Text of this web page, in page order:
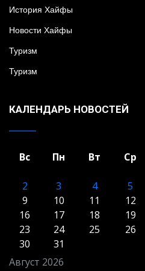
История Хайфы
Новости Хайфы
Туризм
Туризм
КАЛЕНДАРЬ НОВОСТЕЙ
Август 2026
Вс Пн Вт Ср
2
3 4 5
9
10 11 12
16
17 18 19
23
24 25 26
30
31